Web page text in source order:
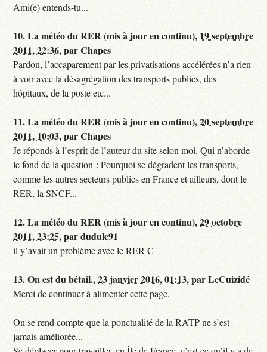
Ami(e) entends-tu...
10.La météo du RER (mis à jour en continu), 19 septembre
2011, 22:36,parChapes
Pardon, l’accaparement par les privatisations accélérées n’a rien
à voir avec la désagrégation des transports publics, des
hôpitaux, de la poste etc...
11.La météo du RER (mis à jour en continu),20 septembre
2011, 10:03,parChapes
Je réponds à l’esprit de l’auteur du site selon moi. Qui n’aborde
le fond de la question : Pourquoi se dégradent les transports,
comme les autres secteurs publics en France et ailleurs, dont le
RER, la SNCF...
12.La météo du RER (mis à jour en continu),29 octobre
2011, 23:25,pardudule91
il y’avait un problème avec le RER C
13.On est du bétail.,23 janvier 2016, 01:13,parLeCuizidé
Merci de continuer à alimenter cette page.
On se rend compte que la ponctualité de la RATP ne s’est
jamais améliorée...